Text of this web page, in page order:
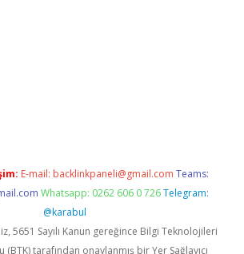
E-mail: backlinkpaneli@gmail.com Teams:
Whatsapp: 0262 606 0 726 Telegram:
@karabul
5651 Sayılı Kanun gereğince Bilgi Teknolojileri
tarafından onaylanmış bir Yer Sağlayıcı